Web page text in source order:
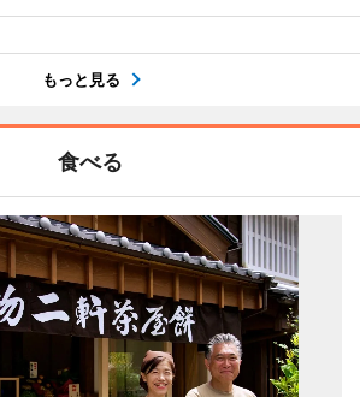
もっと見る
食べる